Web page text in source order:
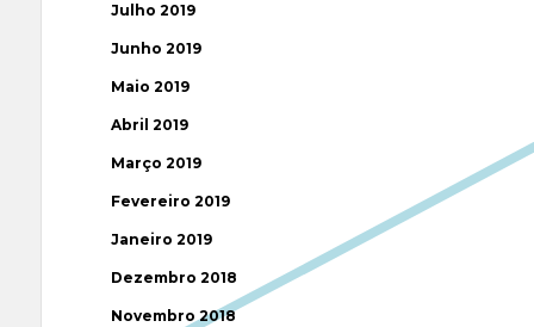
Julho 2019
Junho 2019
Maio 2019
Abril 2019
Março 2019
Fevereiro 2019
Janeiro 2019
Dezembro 2018
Novembro 2018